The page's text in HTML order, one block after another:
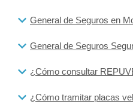
General de Seguros en
General de Seguros
¿Cómo consultar
¿Cómo tramitar placas